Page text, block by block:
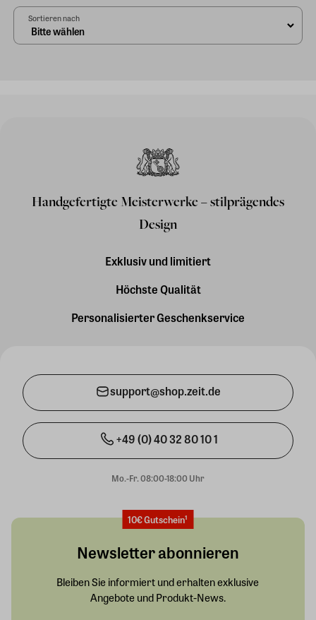
Sortieren nach
Handgefertigte Meisterwerke – stilprägendes
Design
Exklusiv und limitiert
Höchste Qualität
Personalisierter Geschenkservice
support@shop.zeit.de
+49 (0) 40 32 80 10 1
Mo.-Fr. 08:00-18:00 Uhr
10€ Gutschein¹
Newsletter abonnieren
Bleiben Sie informiert und erhalten exklusive
Angebote und Produkt-News.